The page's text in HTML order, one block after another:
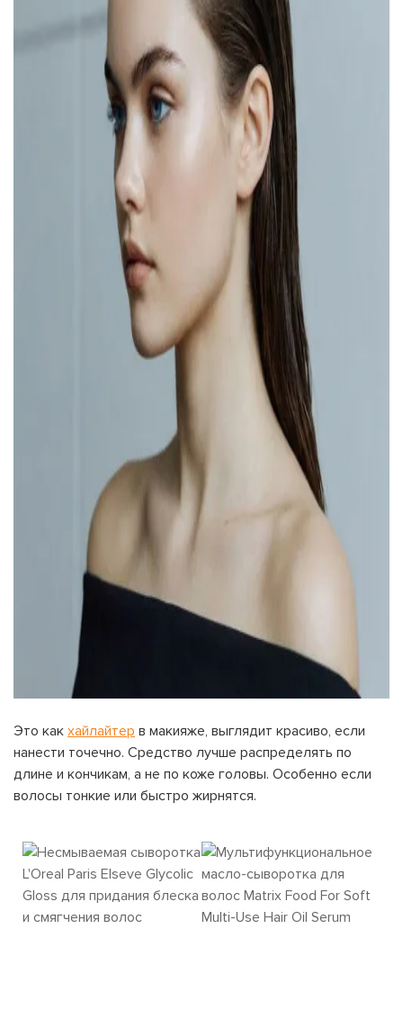
Это как хайлайтер в макияже, выглядит красиво, если
нанести точечно. Средство лучше распределять по
длине и кончикам, а не по коже головы. Особенно если
волосы тонкие или быстро жирнятся.